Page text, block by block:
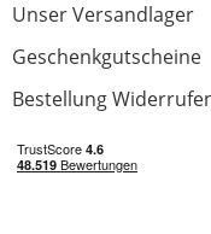
Unser Versandlager
Geschenkgutscheine
Bestellung